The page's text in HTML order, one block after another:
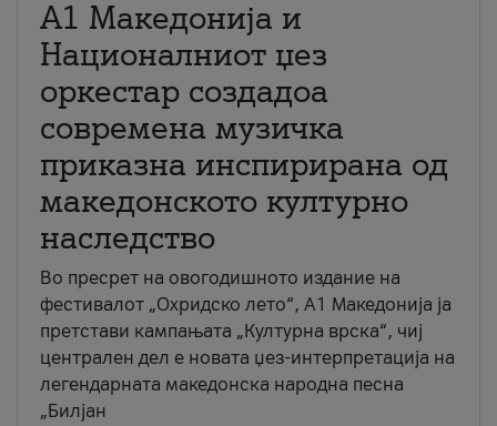
А1 Македонија и
Националниот џез
оркестар создадоа
современа музичка
приказна инспирирана од
македонското културно
наследство
Во пресрет на овогодишното издание на
фестивалот „Охридско лето“, А1 Македонија ја
претстави кампањата „Културна врска“, чиј
централен дел е новата џез-интерпретација на
легендарната македонска народна песна
„Билјан